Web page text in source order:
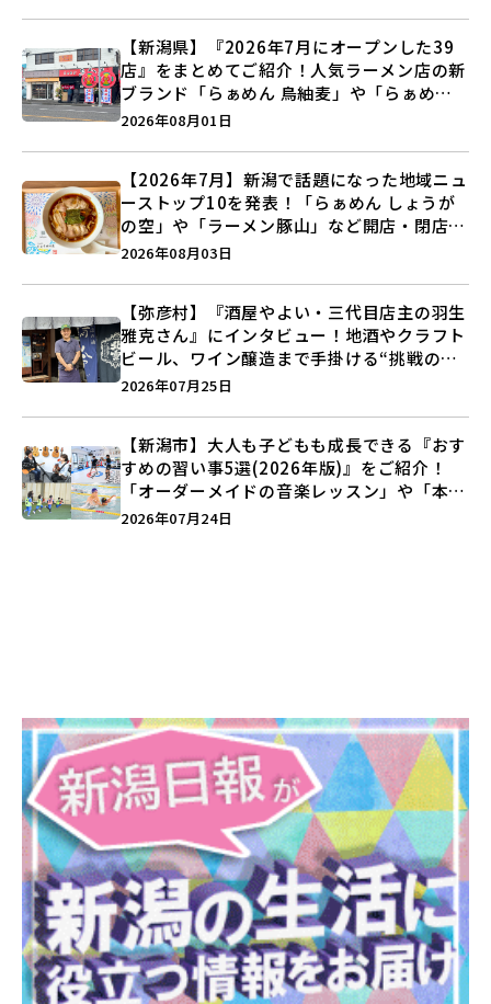
【新潟県】『2026年7月にオープンした39
店』をまとめてご紹介！人気ラーメン店の新
ブランド「らぁめん 鳥紬麦」や「らぁめん
しょうがの空」など盛りだくさん♪
2026年08月01日
【2026年7月】新潟で話題になった地域ニュ
ーストップ10を発表！「らぁめん しょうが
の空」や「ラーメン豚山」など開店・閉店の
注目記事をランキングでご紹介♪
2026年08月03日
【弥彦村】『酒屋やよい・三代目店主の羽生
雅克さん』にインタビュー！地酒やクラフト
ビール、ワイン醸造まで手掛ける“挑戦の歴
史”に迫る♪
2026年07月25日
【新潟市】大人も子どもも成長できる『おす
すめの習い事5選(2026年版)』をご紹介！
「オーダーメイドの音楽レッスン」や「本格
キックボクシング」で新しい自分を見つけよ
2026年07月24日